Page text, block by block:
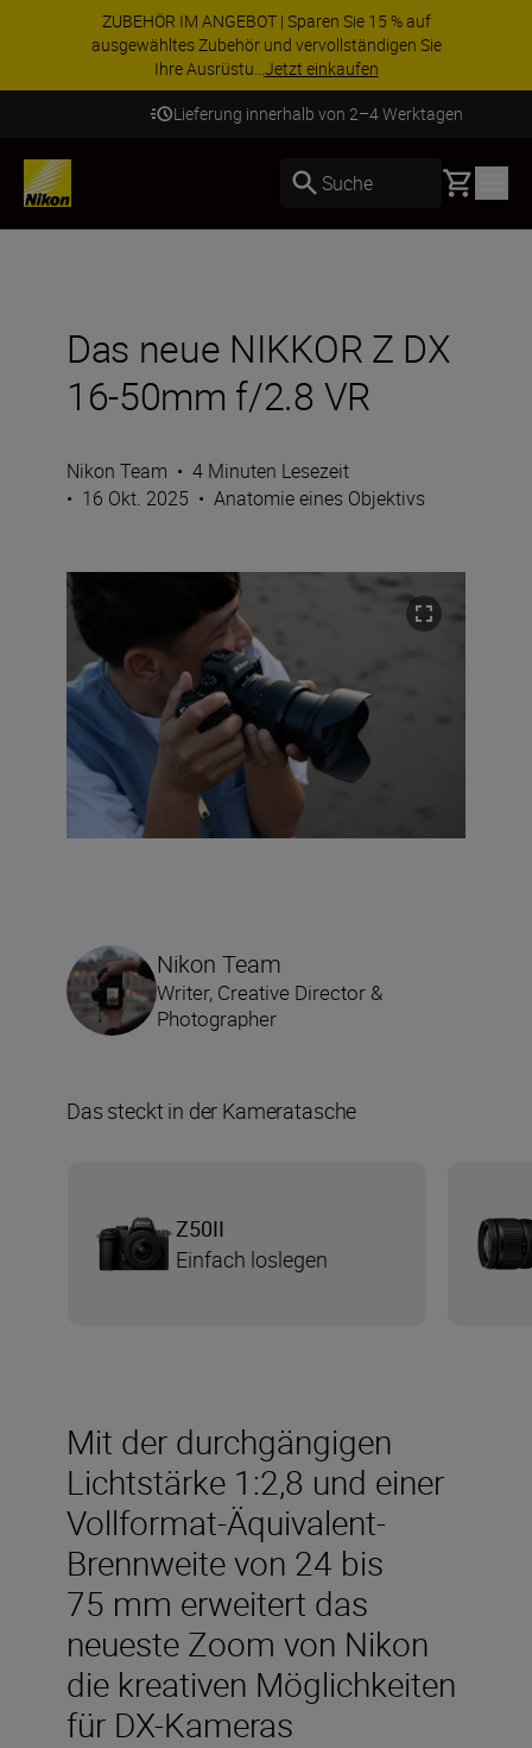
ZUBEHÖR IM ANGEBOT | Sparen Sie 15 % auf
ausgewähltes Zubehör und vervollständigen Sie
Ihre Ausrüstu...Jetzt einkaufen
Lieferung innerhalb von 2–4 Werktagen
Suche Basket
Das neue NIKKOR Z DX
16-50mm f/2.8 VR
Nikon Team • 4 Minuten Lesezeit
• 16 Okt. 2025 • Anatomie eines Objektivs
Mit der durchgängigen
Lichtstärke 1:2,8 und einer
Vollformat-Äquivalent-
Brennweite von 24 bis
75 mm erweitert das
neueste Zoom von Nikon
die kreativen Möglichkeiten
für DX-Kameras
Nikon Team
Writer, Creative Director &
Photographer
Das steckt in der Kameratasche
Z50II
Einfach loslegen